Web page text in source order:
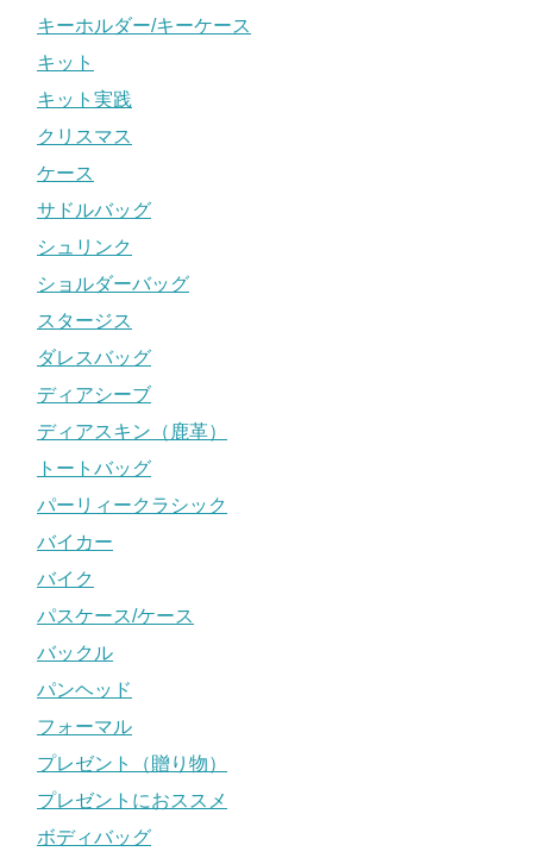
キーホルダー/キーケース
キット
キット実践
クリスマス
ケース
サドルバッグ
シュリンク
ショルダーバッグ
スタージス
ダレスバッグ
ディアシーブ
ディアスキン（鹿革）
トートバッグ
パーリィークラシック
バイカー
バイク
パスケース/ケース
バックル
パンヘッド
フォーマル
プレゼント（贈り物）
プレゼントにおススメ
ボディバッグ